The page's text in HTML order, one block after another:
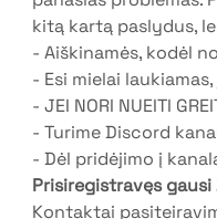
kitą kartą paslydus,
- Aiškinamės, kodėl
- Esi mielai
- JEI NORI NUEITI
- Turime Discord
- Dėl pridėjimo į
Prisiregistravęs gausi
Kontaktai